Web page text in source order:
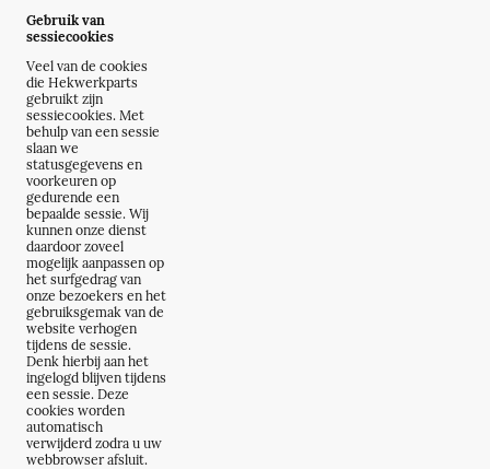
Gebruik van
sessiecookies
Veel van de cookies
die Hekwerkparts
gebruikt zijn
sessiecookies. Met
behulp van een sessie
slaan we
statusgegevens en
voorkeuren op
gedurende een
bepaalde sessie. Wij
kunnen onze dienst
daardoor zoveel
mogelijk aanpassen op
het surfgedrag van
onze bezoekers en het
gebruiksgemak van de
website verhogen
tijdens de sessie.
Denk hierbij aan het
ingelogd blijven tijdens
een sessie. Deze
cookies worden
automatisch
verwijderd zodra u uw
webbrowser afsluit.